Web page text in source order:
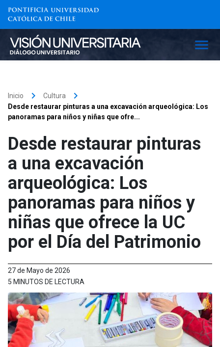
Inicio keyboard_arrow_right Cultura keyboard_arrow_right
Desde restaurar pinturas a una excavación arqueológica: Los
panoramas para niños y niñas que ofre...
Desde restaurar pinturas
a una excavación
arqueológica: Los
panoramas para niños y
niñas que ofrece la UC
por el Día del Patrimonio
27 de Mayo de 2026
5 MINUTOS DE LECTURA